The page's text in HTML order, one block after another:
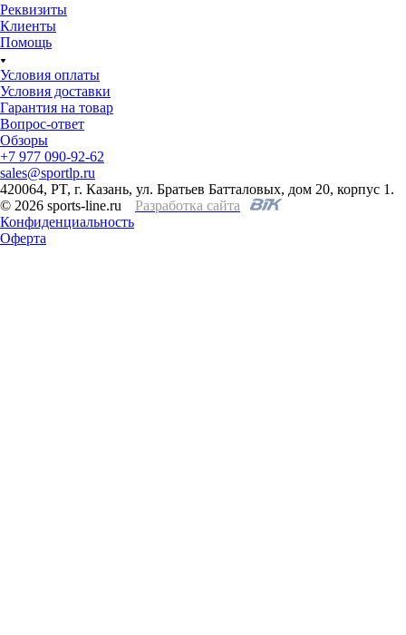
Реквизиты
Клиенты
Помощь
Условия оплаты
Условия доставки
Гарантия на товар
Вопрос-ответ
Обзоры
+7 977 090-92-62
sales@sportlp.ru
420064, PT, г. Казань, ул. Братьев Батталовых, дом 20, корпус 1.
© 2026 sports-line.ru
Разработка сайта
Конфиденциальность
Оферта